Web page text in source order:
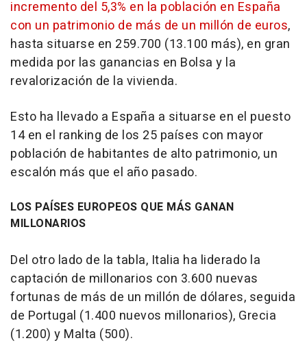
incremento del 5,3% en la población en España
con un patrimonio de más de un millón de euros,
hasta situarse en 259.700 (13.100 más), en gran
medida por las ganancias en Bolsa y la
revalorización de la vivienda.
Esto ha llevado a España a situarse en el puesto
14 en el ranking de los 25 países con mayor
población de habitantes de alto patrimonio, un
escalón más que el año pasado.
LOS PAÍSES EUROPEOS QUE MÁS GANAN
MILLONARIOS
Del otro lado de la tabla, Italia ha liderado la
captación de millonarios con 3.600 nuevas
fortunas de más de un millón de dólares, seguida
de Portugal (1.400 nuevos millonarios), Grecia
(1.200) y Malta (500).